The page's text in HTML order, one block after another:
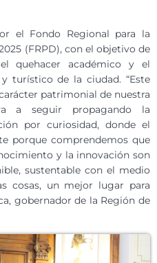
el Fondo Regional para la
(FRPD), con el objetivo de
quehacer académico y el
turístico de la ciudad. “Este
patrimonial de nuestra
a seguir propagando la
por curiosidad, donde el
porque comprendemos que
y la innovación son
sustentable con el medio
cosas, un mejor lugar para
gobernador de la Región de